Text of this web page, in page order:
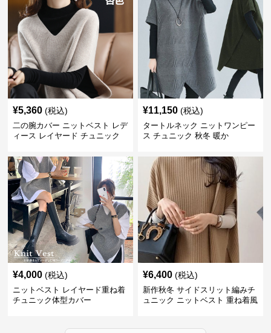
¥5,360 (税込)
二の腕カバー ニットベスト レデ
ィース レイヤード チュニック
¥11,150 (税込)
タートルネック ニットワンピー
ス チュニック 秋冬 暖か
¥4,000 (税込)
ニットベスト レイヤード重ね着
チュニック体型カバー
¥6,400 (税込)
新作秋冬 サイドスリット編みチ
ュニック ニットベスト 重ね着風